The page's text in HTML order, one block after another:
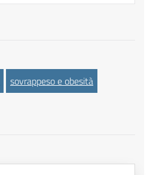
sovrappeso e obesità